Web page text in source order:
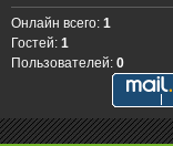
Онлайн всего: 1
Гостей: 1
Пользователей: 0